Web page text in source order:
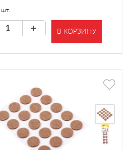
шт.
+ В КОРЗИНУ